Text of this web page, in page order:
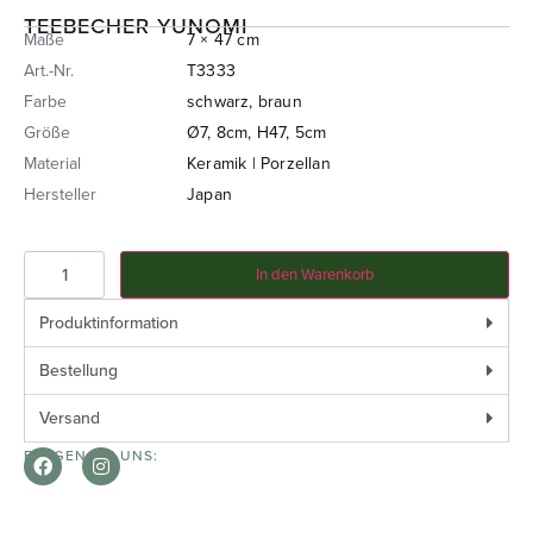
TEEBECHER YUNOMI
Maße
7 × 47 cm
Art.-Nr.
T3333
Farbe
schwarz, braun
Größe
Ø7, 8cm, H47, 5cm
Material
Keramik | Porzellan
Hersteller
Japan
In den Warenkorb
Produktinformation
Bestellung
Versand
FOLGEN SIE UNS: